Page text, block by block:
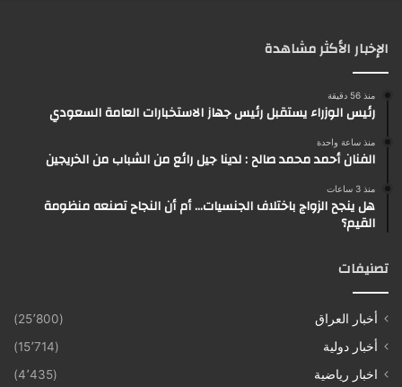
الإخبار الأكثر مشاهدة
منذ 56 دقيقة
رئيس الوزراء يستقبل رئيس جهاز الاستخبارات العامة السعودي
منذ ساعة واحدة
الفنان أحمد محمد صالح : لدينا جيل رائع من الشباب من الخريجين
منذ 3 ساعات
هل ينجح الزواج باختلاف الجنسيات… أم أن النجاح تصنعه منظومة
القيم؟
تصنيفات
أخبار العراق
(25٬800)
أخبار دولية
(15٬714)
اخبار رياضية
(4٬435)